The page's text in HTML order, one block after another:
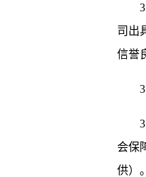
司出
信誉
会保
供）。